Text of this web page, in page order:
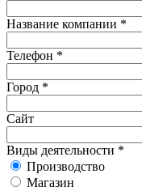
Название компании *
Телефон *
Город *
Сайт
Виды деятельности *
Производство
Магазин